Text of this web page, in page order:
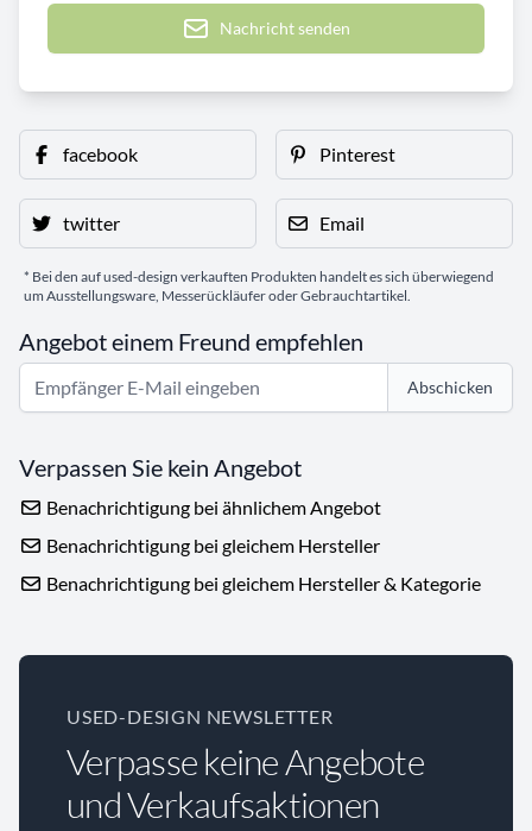
Nachricht senden
facebook Pinterest
twitter Email
* Bei den auf used-design verkauften Produkten handelt es sich überwiegend
um Ausstellungsware, Messerückläufer oder Gebrauchtartikel.
Angebot einem Freund empfehlen
Abschicken
Verpassen Sie kein Angebot
Benachrichtigung bei ähnlichem Angebot
Benachrichtigung bei gleichem Hersteller
Benachrichtigung bei gleichem Hersteller & Kategorie
USED-DESIGN NEWSLETTER
Verpasse keine Angebote
und Verkaufsaktionen